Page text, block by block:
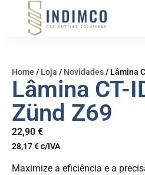
Home/ Loja / Novidades/ Lâmina
Lâmina CT-
Zünd Z69
22,90 €
28,17€c/IVA
Maximize a eficiência e a